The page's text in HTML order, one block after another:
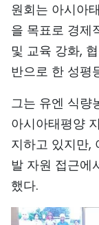
원회는 아시아
을 목표로 경제
및 교육 강화,
반으로 한 성평
그는 유엔 식량
아시아태평양
지하고 있지만,
발 자원 접근에
했다.